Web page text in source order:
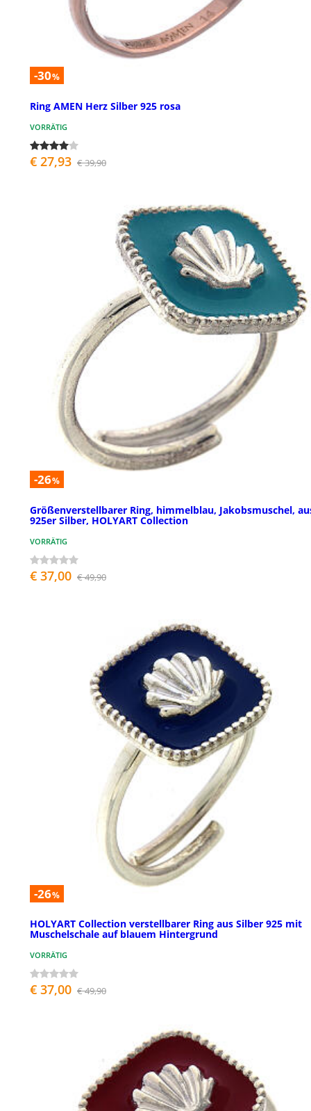
-30%
Ring AMEN Herz Silber 925 rosa
VORRÄTIG
€ 27,93 € 39,90
-26%
Größenverstellbarer Ring, himmelblau, Jakobsmuschel,
925er Silber, HOLYART Collection
VORRÄTIG
€ 37,00 € 49,90
-26%
HOLYART Collection verstellbarer Ring aus Silber 925 mit
Muschelschale auf blauem Hintergrund
VORRÄTIG
€ 37,00 € 49,90